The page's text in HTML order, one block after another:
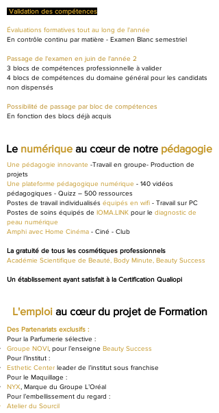
Validation des compétences
Évaluations formatives tout au long de l'année
En contrôle continu par matière - Examen Blanc semestriel
Passage de l'examen en juin de l'année 2
3 blocs de compétences professionnelle à valider
4 blocs de compétences du domaine général pour les candidats
non dispensés
Possibilité de passage par bloc de compétences
En fonction des blocs déjà acquis
Le numérique au cœur de notre pédagogie
Une pédagogie innovante -Travail en groupe- Production de
projets
Une plateforme pédagogique numérique - 140 vidéos
pédagogiques - Quizz – 500 ressources
Postes de travail individualisés équipés en wifi - Travail sur PC
Postes de soins équipés de IOMA.LINK pour le diagnostic de
peau numérique
Amphi avec Home Cinéma - Ciné - Club
La gratuité de tous les cosmétiques professionnels
Académie Scientifique de Beauté, Body Minute, Beauty Success
Un établissement ayant satisfait à la Certification Qualiopi
L'emploiau cœurdu projet de Formation
Des Partenariats exclusifs :
Pour la Parfumerie sélective :
Groupe NOVI , pour l’enseigne Beauty Success
Pour l’Institut :
Esthetic Center leader de l’institut sous franchise
Pour le Maquillage :
NYX , Marque du Groupe L’Oréal
Pour l’embellissement du regard :
Atelier du Sourcil